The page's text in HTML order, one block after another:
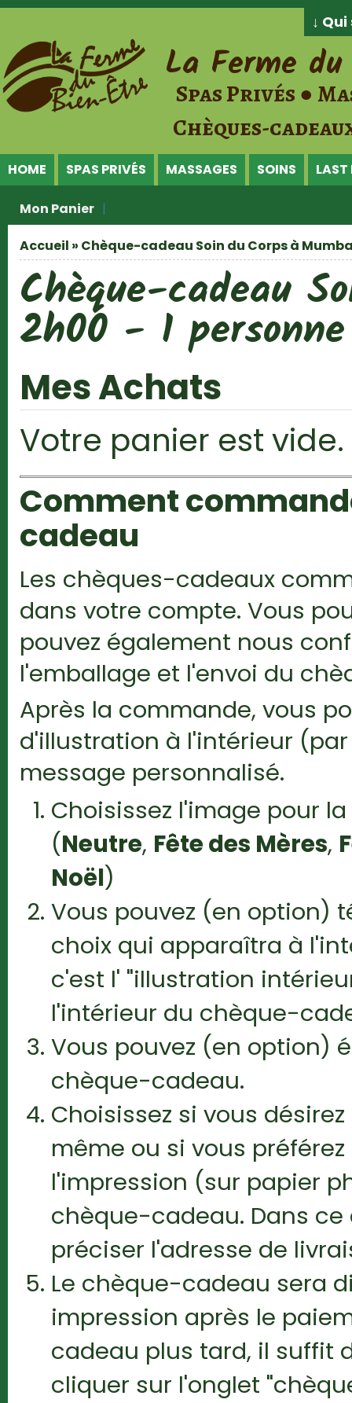
Jump to Content
↓
La Ferme
Spas Privés ●
Chèques-
HOME SPAS PRIVÉS MASSAGES SOINS LAST
Mon Panier
Vous êtes ici
Accueil » Chèque-cadeau Soin du Corps à
Chèque-cadeau
2h00 - 1 personne
Mes Achats
Votre panier est vide.
Comment
cadeau
Les chèques-cadeaux
dans votre compte. Vous
pouvez également nous
l'emballage et l'envoi du
Après la commande, vous
d'illustration à l'intérieur
message personnalisé.
Choisissez l'image pour
(Neutre, Fête des Mères,
Noël)
Vous pouvez (en option)
choix qui apparaîtra à
c'est l' "illustration
l'intérieur du chèque-
Vous pouvez (en option)
chèque-cadeau.
Choisissez si vous
même ou si vous
l'impression (sur papier
chèque-cadeau. Dans
préciser l'adresse de
Le chèque-cadeau sera
impression après le
cadeau plus tard, il suffit
cliquer sur l'onglet